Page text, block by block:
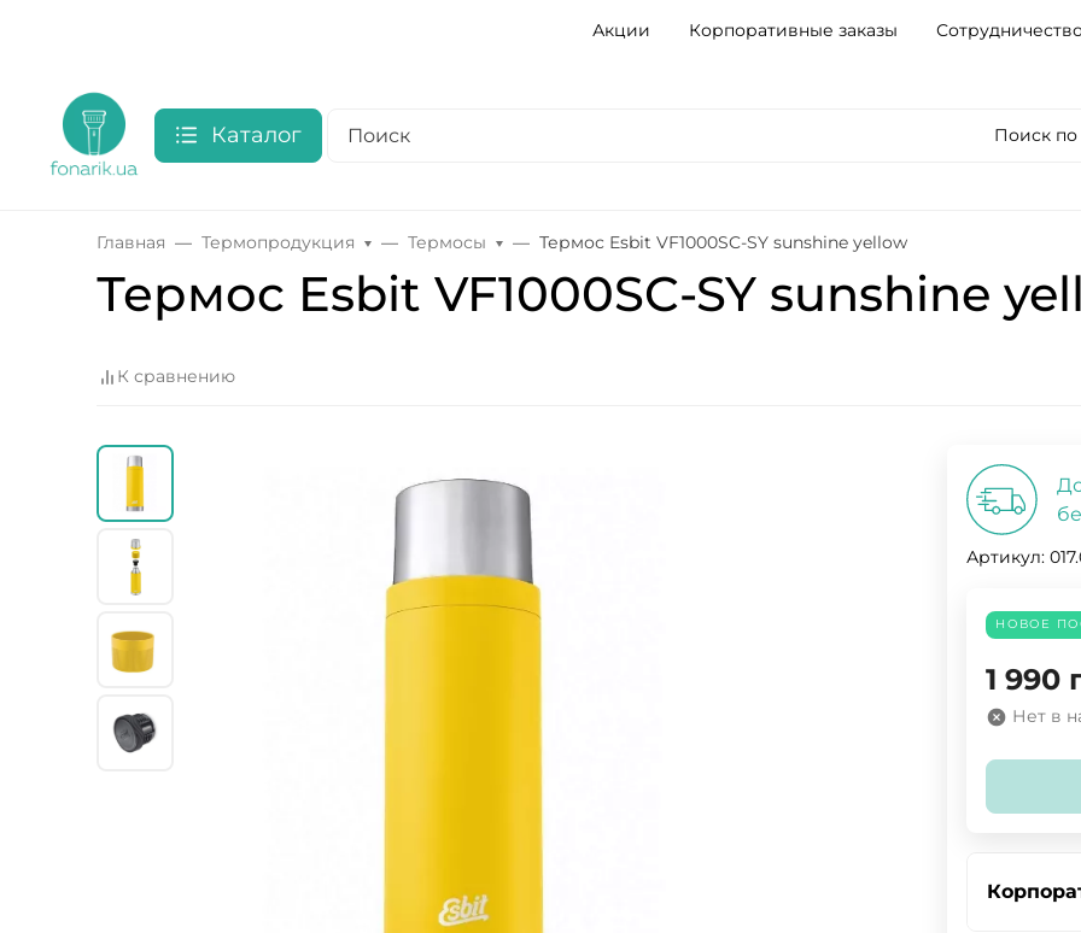
Акции Корпоративные заказы
Каталог Поиск по
Главная Термопродукция Термосы Термос Esbit VF1000SC-SY sunshine yellow
Термос Esbit VF1000SC-SY sunshine
К сравнению
Артикул:
НОВОЕ
1 990
Нет в